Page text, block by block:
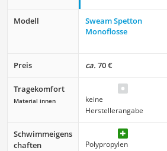
Modell
Sweam Spetton
Monoflosse
Preis ca. 70 €
Tragekomfort
Material innen
keine
Herstellerangabe
Schwimmeigens
chaften
Polypropylen